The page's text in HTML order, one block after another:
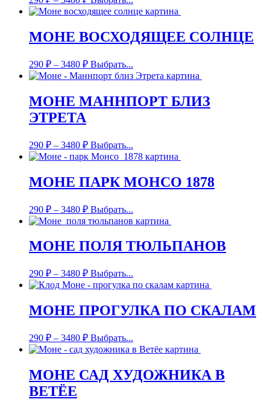
МОНЕ ВОСХОДЯЩЕЕ СОЛНЦЕ
290 ₽ – 3480 ₽ Выбрать...
МОНЕ МАННПОРТ БЛИЗ
ЭТРЕТА
290 ₽ – 3480 ₽ Выбрать...
МОНЕ ПАРК МОНСО 1878
290 ₽ – 3480 ₽ Выбрать...
МОНЕ ПОЛЯ ТЮЛЬПАНОВ
290 ₽ – 3480 ₽ Выбрать...
МОНЕ ПРОГУЛКА ПО СКАЛАМ
290 ₽ – 3480 ₽ Выбрать...
МОНЕ САД ХУДОЖНИКА В
ВЕТЁЕ